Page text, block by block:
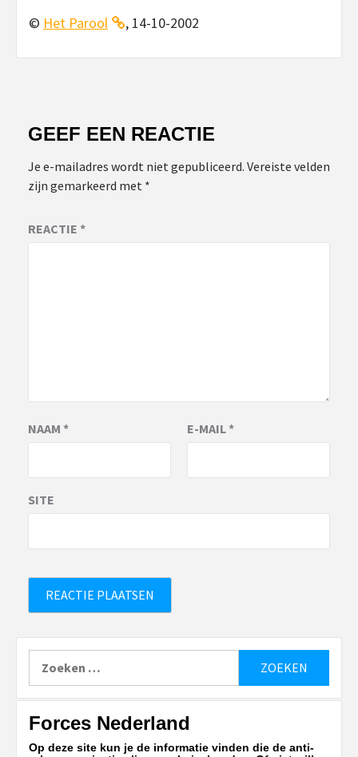
© Het Parool , 14-10-2002
GEEF EEN REACTIE
Je e-mailadres wordt niet gepubliceerd. Vereiste velden
zijn gemarkeerd met *
REACTIE *
NAAM * E-MAIL*
SITE
naar:
Forces Nederland
Op deze site kun je de informatie vinden die de anti-